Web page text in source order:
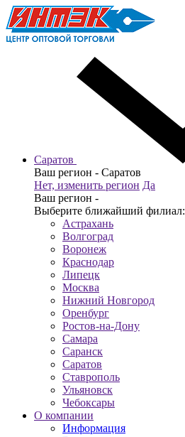
Саратов
Ваш регион - Саратов
Нет, изменить регион Да
Ваш регион -
Выберите ближайший филиал:
Астрахань
Волгоград
Воронеж
Краснодар
Липецк
Москва
Нижний Новгород
Оренбург
Ростов-на-Дону
Самара
Саранск
Саратов
Ставрополь
Ульяновск
Чебоксары
О компании
Информация